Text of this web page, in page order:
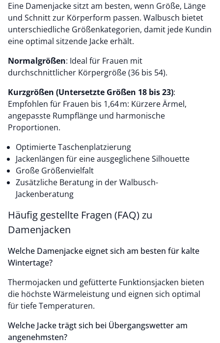
Eine Damenjacke sitzt am besten, wenn Größe, Länge
und Schnitt zur Körperform passen. Walbusch bietet
unterschiedliche Größenkategorien, damit jede Kundin
eine optimal sitzende Jacke erhält.
Normalgrößen: Ideal für Frauen mit
durchschnittlicher Körpergröße (36 bis 54).
Kurzgrößen (Untersetzte Größen 18 bis 23):
Empfohlen für Frauen bis 1,64 m: Kürzere Ärmel,
angepasste Rumpflänge und harmonische
Proportionen.
Optimierte Taschenplatzierung
Jackenlängen für eine ausgeglichene Silhouette
Große Größenvielfalt
Zusätzliche Beratung in der Walbusch-
Jackenberatung
Häufig gestellte Fragen (FAQ) zu
Damenjacken
Welche Damenjacke eignet sich am besten für kalte
Wintertage?
Thermojacken und gefütterte Funktionsjacken bieten
die höchste Wärmeleistung und eignen sich optimal
für tiefe Temperaturen.
Welche Jacke trägt sich bei Übergangswetter am
angenehmsten?